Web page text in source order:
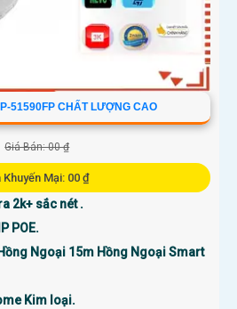
51590FP CHẤT LƯỢNG CAO
Giá Bán: 00 ₫
Khuyến Mại: 00 ₫
2k+ sắc nét .
IP POE.
Hồng Ngoại 15m Hồng Ngoại Smart
Kim loại.